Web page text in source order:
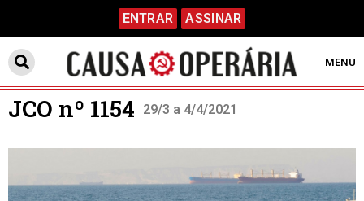
ENTRAR ASSINAR
MENU
JCO nº 1154 29/3 a 4/4/2021